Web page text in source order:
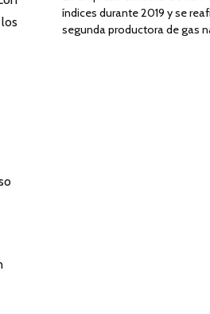
índices durante 2019 y se
segunda productora de gas